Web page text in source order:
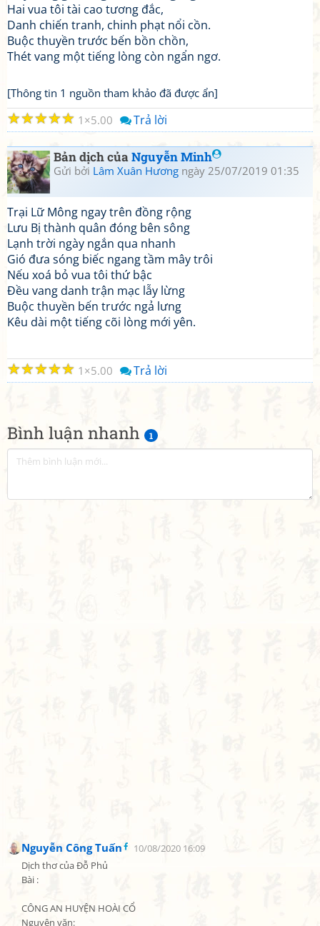
Bình luận nhanh 1
Nguyễn Công Tuấn
10/08/2020 16:09
Dịch thơ của Đỗ Phủ
Bài :
CÔNG AN HUYỆN HOÀI CỔ
Nguyên văn:
Hai vua tôi tài cao tương đắc,
Danh chiến tranh, chinh phạt nổi cồn.
Buộc thuyền trước bến bồn chồn,
Thét vang một tiếng lòng còn ngẩn ngơ.
[Thông tin 1 nguồn tham khảo đã được ẩn]
☆
☆
☆
☆
☆ 1 5.00 Trả lời
Bản dịch củaNguyễn Minh
Gửi bởi Lâm Xuân Hương ngày 25/07/2019 01:35
Trại Lữ Mông ngay trên đồng rộng
Lưu Bị thành quân đóng bên sông
Lạnh trời ngày ngắn qua nhanh
Gió đưa sóng biếc ngang tầm mây trôi
Nếu xoá bỏ vua tôi thứ bậc
Đều vang danh trận mạc lẫy lừng
Buộc thuyền bến trước ngả lưng
Kêu dài một tiếng cõi lòng mới yên.
☆
☆
☆
☆
☆ 1 5.00 Trả lời